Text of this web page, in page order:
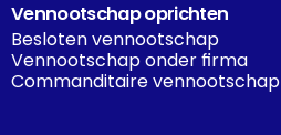
Vennootschap oprichten
Besloten vennootschap
Vennootschap onder firma
Commanditaire vennootschap